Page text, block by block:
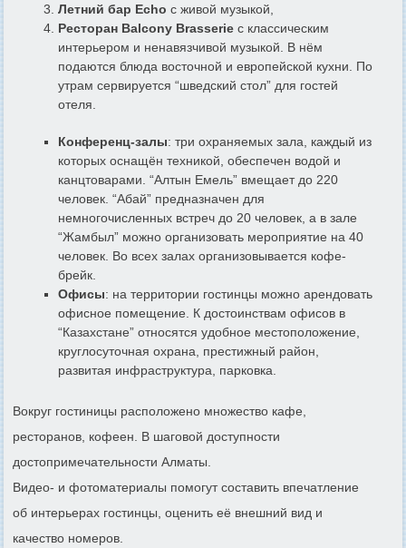
Летний бар Echo с живой музыкой,
Ресторан Balcony Brasserie с классическим
интерьером и ненавязчивой музыкой. В нём
подаются блюда восточной и европейской кухни. По
утрам сервируется “шведский стол” для гостей
отеля.
Конференц-залы: три охраняемых зала, каждый из
которых оснащён техникой, обеспечен водой и
канцтоварами. “Алтын Емель” вмещает до 220
человек. “Абай” предназначен для
немногочисленных встреч до 20 человек, а в зале
“Жамбыл” можно организовать мероприятие на 40
человек. Во всех залах организовывается кофе-
брейк.
Офисы: на территории гостинцы можно арендовать
офисное помещение. К достоинствам офисов в
“Казахстане” относятся удобное местоположение,
круглосуточная охрана, престижный район,
развитая инфраструктура, парковка.
Вокруг гостиницы расположено множество кафе,
ресторанов, кофеен. В шаговой доступности
достопримечательности Алматы.
Видео- и фотоматериалы помогут составить впечатление
об интерьерах гостинцы, оценить её внешний вид и
качество номеров.